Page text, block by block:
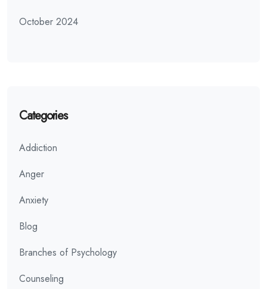
October 2024
Categories
Addiction
Anger
Anxiety
Blog
Branches of Psychology
Counseling